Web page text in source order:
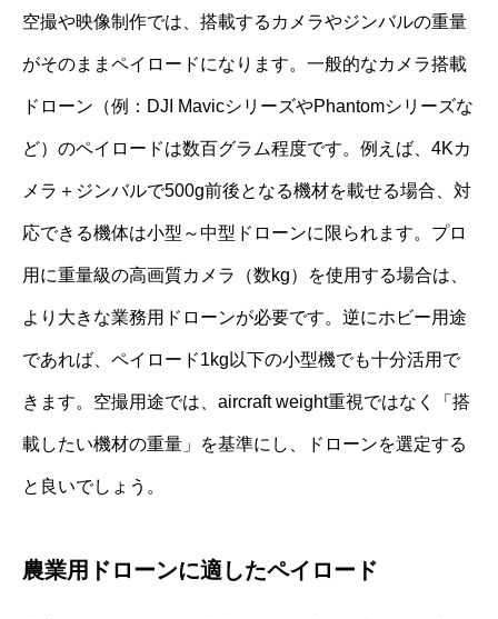
空撮や映像制作では、搭載するカメラやジンバルの重量
がそのままペイロードになります。一般的なカメラ搭載
ドローン（例：DJI MavicシリーズやPhantomシリーズな
ど）のペイロードは数百グラム程度です。例えば、4Kカ
メラ＋ジンバルで500g前後となる機材を載せる場合、対
応できる機体は小型～中型ドローンに限られます。プロ
用に重量級の高画質カメラ（数kg）を使用する場合は、
より大きな業務用ドローンが必要です。逆にホビー用途
であれば、ペイロード1kg以下の小型機でも十分活用で
きます。空撮用途では、aircraft weight重視ではなく「搭
載したい機材の重量」を基準にし、ドローンを選定する
と良いでしょう。
農業用ドローンに適したペイロード